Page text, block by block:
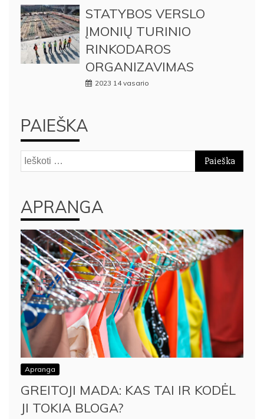
STATYBOS VERSLO
ĮMONIŲ TURINIO
RINKODAROS
ORGANIZAVIMAS
2023 14 vasario
PAIEŠKA
Ieškoti:
APRANGA
Apranga
GREITOJI MADA: KAS TAI IR KODĖL
JI TOKIA BLOGA?